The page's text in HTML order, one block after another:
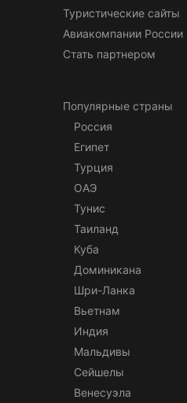
Туристические сайты
Авиакомпании России
Стать партнером
Популярные страны
Россия
Египет
Турция
ОАЭ
Тунис
Таиланд
Куба
Доминикана
Шри-Ланка
Вьетнам
Индия
Мальдивы
Сейшелы
Венесуэла